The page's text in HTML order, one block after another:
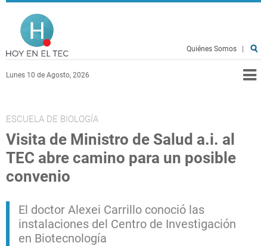
Pasar al contenido principal
Lunes 10 de Agosto, 2026
Quiénes Somos
ESCUELA DE BIOLOGÍA
Visita de Ministro de Salud a.i. al
TEC abre camino para un posible
convenio
El doctor Alexei Carrillo conoció las
instalaciones del Centro de Investigación
en Biotecnología